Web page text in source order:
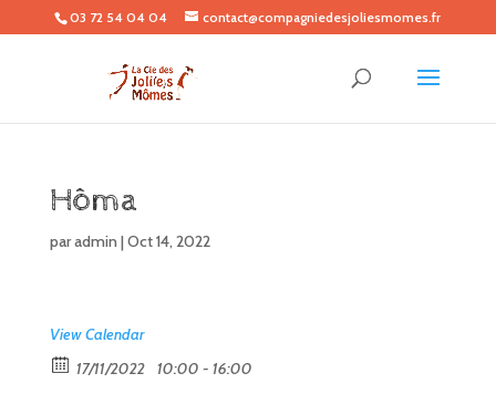
03 72 54 04 04 contact@compagniedesjoliesmomes.fr
Hôma
paradmin |Oct 14, 2022
View Calendar
17/11/2022
10:00 - 16:00